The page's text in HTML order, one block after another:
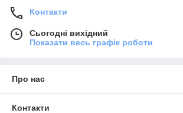
Контакти
Сьогодні вихідний
Показати весь графік роботи
Про нас
Контакти